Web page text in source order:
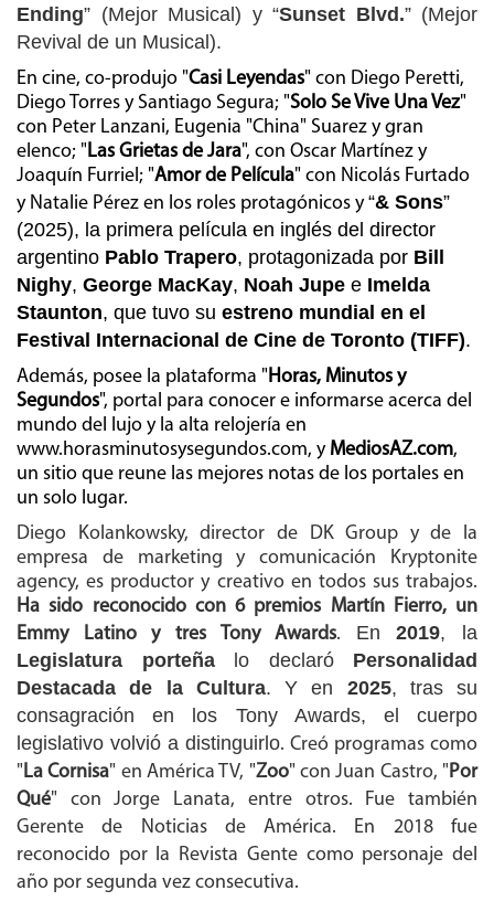
Ending” (Mejor Musical) y “Sunset Blvd.” (Mejor
Revival de un Musical).
En cine, co-produjo "Casi Leyendas" con Diego Peretti,
Diego Torres y Santiago Segura; "Solo Se Vive Una Vez"
con Peter Lanzani, Eugenia "China" Suarez y gran
elenco; " Las Grietas de Jara", con Oscar Martínez y
Joaquín Furriel; "Amor de Película" con Nicolás Furtado
y Natalie Pérez en los roles protagónicos y“& Sons”
(2025), la primera película en inglés del director
argentino Pablo Trapero, protagonizada por Bill
Nighy, George MacKay, Noah Jupe e Imelda
Staunton, que tuvo su estreno mundial en el
Festival Internacional de Cine de Toronto (TIFF).
Además, posee la plataforma " Horas, Minutos y
Segundos", portal para conocer e informarse acerca del
mundo del lujo y la alta relojería en
www.horasminutosysegundos.com, y MediosAZ.com,
un sitio que reune las mejores notas de los portales en
un solo lugar.
Diego Kolankowsky, director de DK Group y de la
empresa de marketing y comunicación Kryptonite
agency, es productor y creativo en todos sus trabajos.
Ha sido reconocido con 6 premios Martín Fierro, un
Emmy Latino y tres Tony Awards. En2019, la
Legislatura porteñalo declaró Personalidad
Destacada de la Cultura. Y en 2025, tras su
consagración en los Tony Awards, el cuerpo
legislativo volvió a distinguirlo. Creó programas como
" La Cornisa" en América TV, "Zoo" con Juan Castro, " Por
Qué" con Jorge Lanata, entre otros. Fue también
Gerente de Noticias de América. En 2018 fue
reconocido por la Revista Gente como personaje del
año por segunda vez consecutiva.